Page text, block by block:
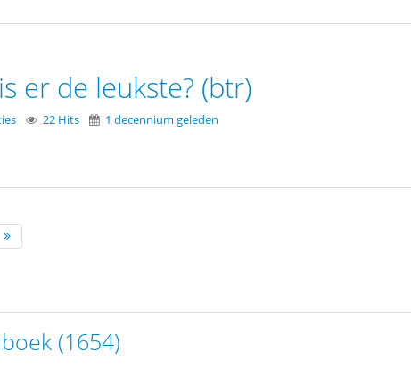
er de leukste? (btr)
22 Hits 1 decennium geleden
(1654)